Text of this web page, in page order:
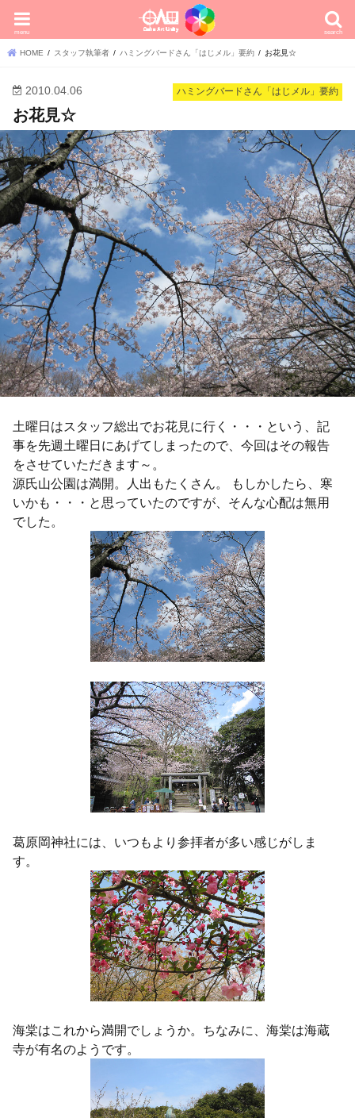
search
menu
HOME スタッフ執筆者 ハミングバードさん「はじメル」要約 お花見☆
ハミングバードさん「はじメル」要約
2010.04.06
お花見☆
土曜日はスタッフ総出でお花見に行く・・・という、記
事を先週土曜日にあげてしまったので、今回はその報告
をさせていただきます～。
源氏山公園は満開。人出もたくさん。 もしかしたら、寒
いかも・・・と思っていたのですが、そんな心配は無用
でした。
葛原岡神社には、いつもより参拝者が多い感じがしま
す。
海棠はこれから満開でしょうか。ちなみに、海棠は海蔵
寺が有名のようです。